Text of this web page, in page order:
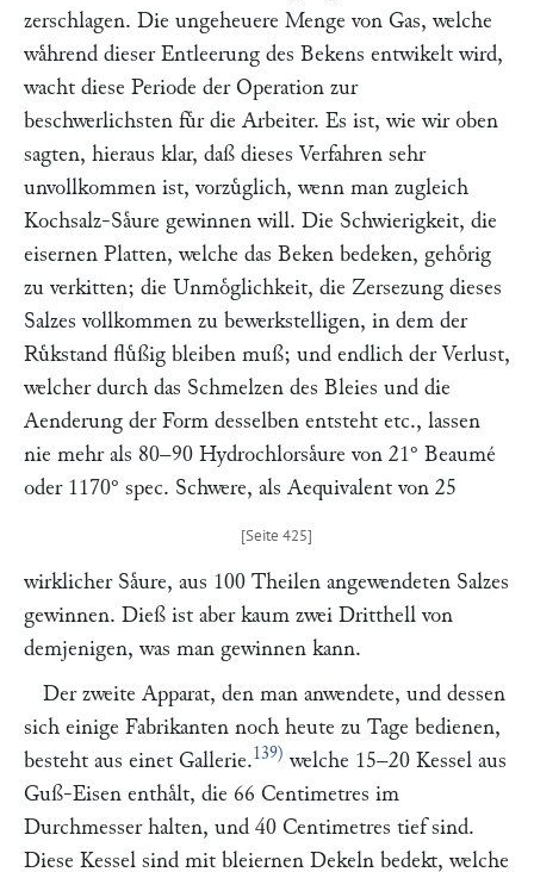
zerschlagen. Die ungeheuere Menge von Gas, welche
waͤhrend dieser Entleerung des Bekens entwikelt wird,
wacht diese Periode der Operation zur
beschwerlichsten fuͤr die Arbeiter. Es ist, wie wir oben
sagten, hieraus klar, daß dieses Verfahren sehr
unvollkommen ist, vorzuͤglich, wenn man zugleich
Kochsalz-Saͤure gewinnen will. Die Schwierigkeit, die
eisernen Platten, welche das Beken bedeken, gehoͤrig
zu verkitten; die Unmoͤglichkeit, die Zersezung dieses
Salzes vollkommen zu bewerkstelligen, in dem der
Ruͤkstand fluͤßig bleiben muß; und endlich der Verlust,
welcher durch das Schmelzen des Bleies und die
Aenderung der Form desselben entsteht etc., lassen
nie mehr als 80–90 Hydrochlorsaͤure von 21° Beaumé
oder 1170° spec. Schwere, als Aequivalent von 25
wirklicher Saͤure, aus 100 Theilen angewendeten Salzes
gewinnen. Dieß ist aber kaum zwei Dritthell von
demjenigen, was man gewinnen kann.
Der zweite Apparat, den man anwendete, und dessen
sich einige Fabrikanten noch heute zu Tage bedienen,
besteht aus einet Gallerie.139) welche 15–20 Kessel aus
Guß-Eisen enthaͤlt, die 66 Centimetres im
Durchmesser halten, und 40 Centimetres tief sind.
Diese Kessel sind mit bleiernen Dekeln bedekt, welche